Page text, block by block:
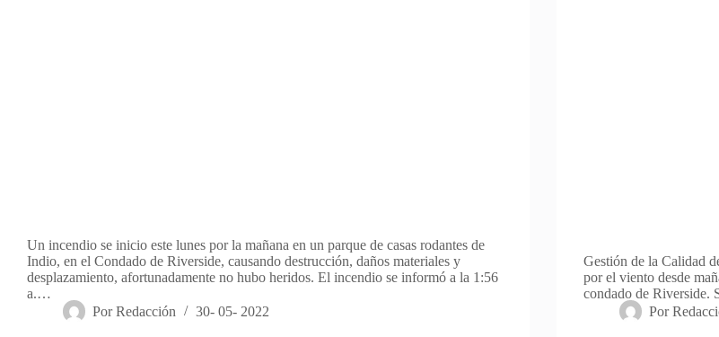
Un incendio se inicio este lunes por la mañana en un parque de casas rodantes de
Indio, en el Condado de Riverside, causando destrucción, daños materiales y
desplazamiento, afortunadamente no hubo heridos. El incendio se informó a la 1:56
a.…
Por Redacción 30- 05- 2022
Gestión de la Calidad
por el viento desde
condado de Riverside.
Por